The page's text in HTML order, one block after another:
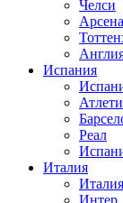
Челси
Испания
Реал
Италия
Интер